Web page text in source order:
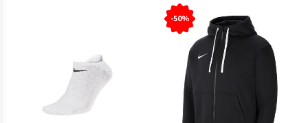
-50%